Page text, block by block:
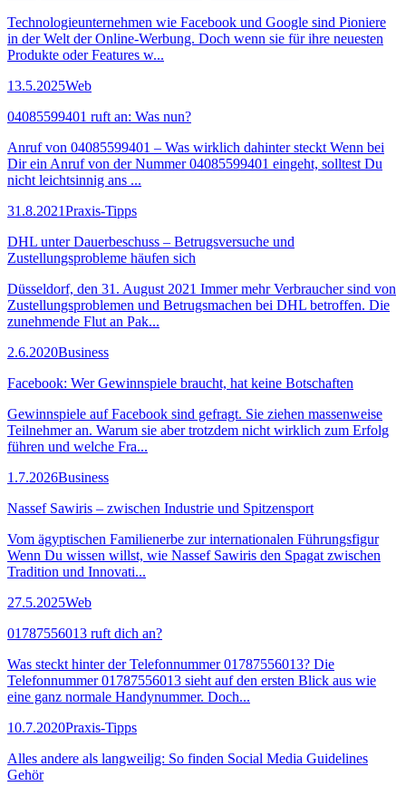
Technologieunternehmen wie Facebook und Google sind Pioniere
in der Welt der Online-Werbung. Doch wenn sie für ihre neuesten
Produkte oder Features w...
13.5.2025Web
04085599401 ruft an: Was nun?
Anruf von 04085599401 – Was wirklich dahinter steckt Wenn bei
Dir ein Anruf von der Nummer 04085599401 eingeht, solltest Du
nicht leichtsinnig ans ...
31.8.2021Praxis-Tipps
DHL unter Dauerbeschuss – Betrugsversuche und
Zustellungsprobleme häufen sich
Düsseldorf, den 31. August 2021 Immer mehr Verbraucher sind von
Zustellungsproblemen und Betrugsmachen bei DHL betroffen. Die
zunehmende Flut an Pak...
2.6.2020Business
Facebook: Wer Gewinnspiele braucht, hat keine Botschaften
Gewinnspiele auf Facebook sind gefragt. Sie ziehen massenweise
Teilnehmer an. Warum sie aber trotzdem nicht wirklich zum Erfolg
führen und welche Fra...
1.7.2026Business
Nassef Sawiris – zwischen Industrie und Spitzensport
Vom ägyptischen Familienerbe zur internationalen Führungsfigur
Wenn Du wissen willst, wie Nassef Sawiris den Spagat zwischen
Tradition und Innovati...
27.5.2025Web
01787556013 ruft dich an?
Was steckt hinter der Telefonnummer 01787556013? Die
Telefonnummer 01787556013 sieht auf den ersten Blick aus wie
eine ganz normale Handynummer. Doch...
10.7.2020Praxis-Tipps
Alles andere als langweilig: So finden Social Media Guidelines
Gehör